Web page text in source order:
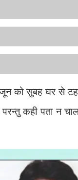
को सुबह घर से
कही पता न